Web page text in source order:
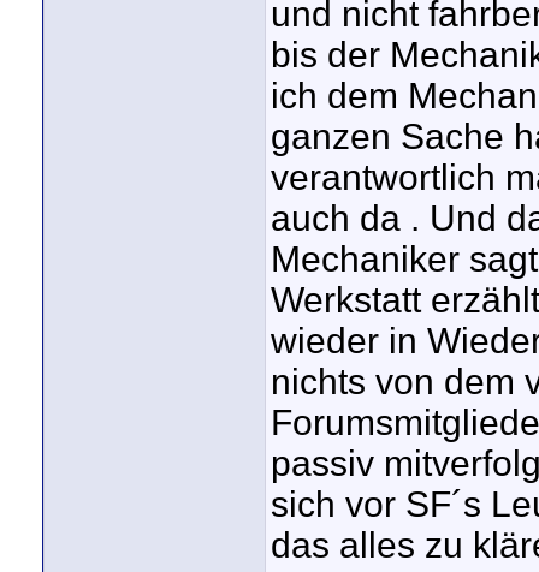
und nicht
bis der
ich dem
ganzen Sache
verantwortlich
auch da . Und
Mechaniker
Werkstatt
wieder in
nichts von dem
passiv
sich vor SF´s
das alles zu